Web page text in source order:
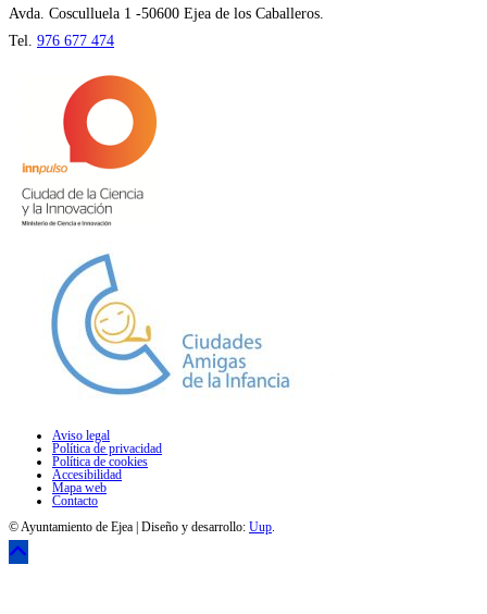
pestaña
Avda. Cosculluela 1 -50600 Ejea de los Caballeros.
Tel. 976 677 474
Aviso legal
Política de privacidad
Política de cookies
Accesibilidad
Mapa web
Contacto
© Ayuntamiento de Ejea | Diseño y desarrollo: Uup.